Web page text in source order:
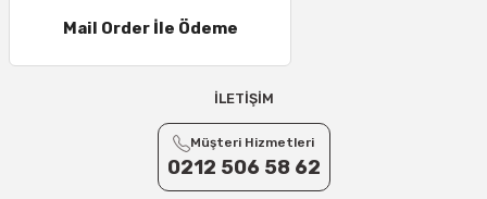
Mail Order İle Ödeme
İLETİŞİM
Müşteri Hizmetleri
0212 506 58 62